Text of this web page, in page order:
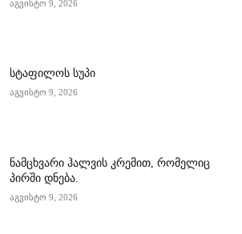
აგვისტო 9, 2026
სტაფილოს სუპი
აგვისტო 9, 2026
ნამცხვარი ჰალვის კრემით, რომელიც
პირში დნება.
აგვისტო 9, 2026